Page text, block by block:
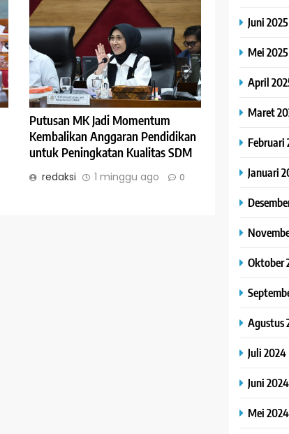
Putusan MK Jadi Momentum
Kembalikan Anggaran Pendidikan
untuk Peningkatan Kualitas SDM
redaksi 1 minggu ago 0
Juni 2025
Mei 2025
April
Maret
Februari
Januari
Oktober
Agustus
Juli 2024
Juni 2024
Mei 2024